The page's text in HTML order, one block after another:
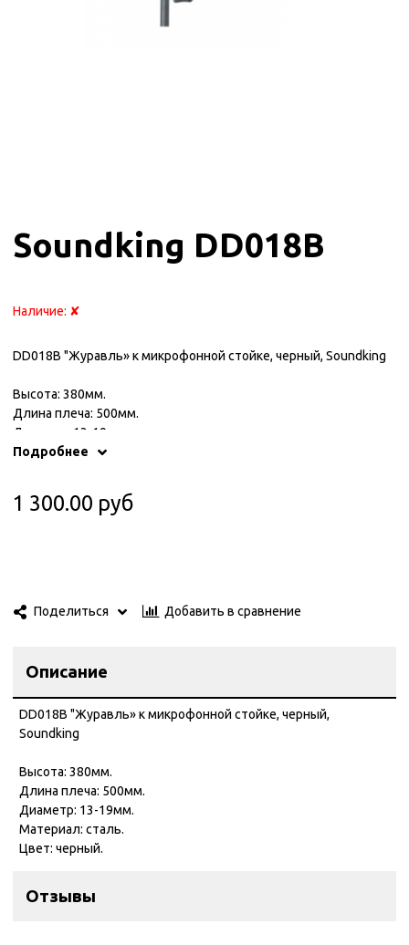
Soundking DD018B
Наличие: ✘
DD018B "Журавль» к микрофонной стойке, черный, Soundking
Высота: 380мм.
Длина плеча: 500мм.
Диаметр: 13-19мм.
Материал: сталь.
Подробнее
1 300.00 руб
Поделиться Добавить в сравнение
Описание
DD018B "Журавль» к микрофонной стойке, черный,
Soundking
Высота: 380мм.
Длина плеча: 500мм.
Диаметр: 13-19мм.
Материал: сталь.
Цвет: черный.
Отзывы